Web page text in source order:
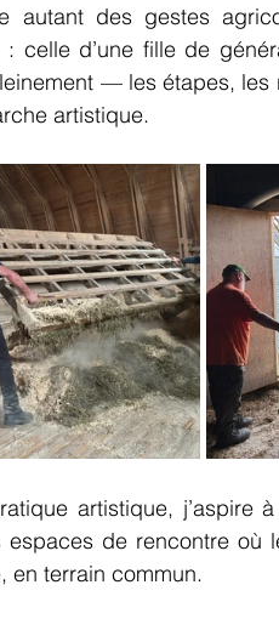
autant des gestes
: celle d’une fille de
— les étapes, les
artistique.
artistique, j’aspire
espaces de rencontre où
en terrain commun.